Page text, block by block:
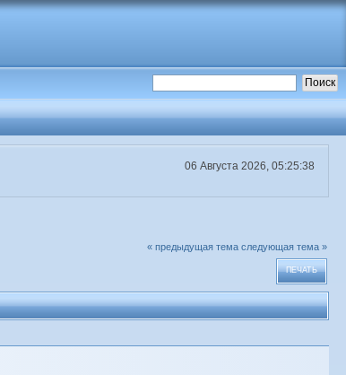
06 Августа 2026, 05:25:38
« предыдущая тема следующая тема »
ПЕЧАТЬ